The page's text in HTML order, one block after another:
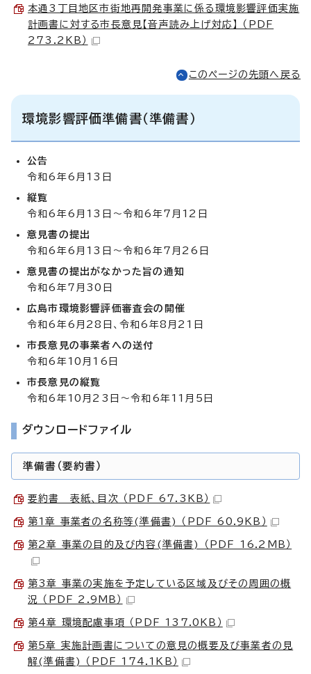
本通3丁目地区市街地再開発事業に係る環境影響評価実施
計画書に対する市長意見【音声読み上げ対応】 （PDF
273.2KB）
このページの先頭へ戻る
環境影響評価準備書（準備書）
公告
令和6年6月13日
縦覧
令和6年6月13日～令和6年7月12日
意見書の提出
令和6年6月13日～令和6年7月26日
意見書の提出がなかった旨の通知
令和6年7月30日
広島市環境影響評価審査会の開催
令和6年6月28日、令和6年8月21日
市長意見の事業者への送付
令和6年10月16日
市長意見の縦覧
令和6年10月23日～令和6年11月5日
ダウンロードファイル
準備書（要約書）
要約書 表紙、目次 （PDF 67.3KB）
第1章 事業者の名称等(準備書) （PDF 60.9KB）
第2章 事業の目的及び内容(準備書) （PDF 16.2MB）
第3章 事業の実施を予定している区域及びその周囲の概
況 （PDF 2.9MB）
第4章 環境配慮事項 （PDF 137.0KB）
第5章 実施計画書についての意見の概要及び事業者の見
解(準備書) （PDF 174.1KB）